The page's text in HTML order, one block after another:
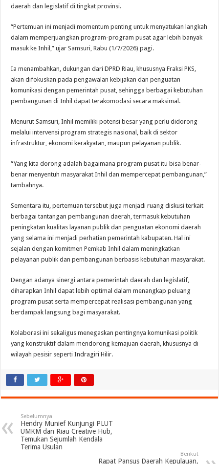
daerah dan legislatif di tingkat provinsi.
“Pertemuan ini menjadi momentum penting untuk menyatukan langkah
dalam memperjuangkan program-program pusat agar lebih banyak
masuk ke Inhil,” ujar Samsuri, Rabu (1/7/2026) pagi.
Ia menambahkan, dukungan dari DPRD Riau, khususnya Fraksi PKS,
akan difokuskan pada pengawalan kebijakan dan penguatan
komunikasi dengan pemerintah pusat, sehingga berbagai kebutuhan
pembangunan di Inhil dapat terakomodasi secara maksimal.
Menurut Samsuri, Inhil memiliki potensi besar yang perlu didorong
melalui intervensi program strategis nasional, baik di sektor
infrastruktur, ekonomi kerakyatan, maupun pelayanan publik.
“Yang kita dorong adalah bagaimana program pusat itu bisa benar-
benar menyentuh masyarakat Inhil dan mempercepat pembangunan,”
tambahnya.
Sementara itu, pertemuan tersebut juga menjadi ruang diskusi terkait
berbagai tantangan pembangunan daerah, termasuk kebutuhan
peningkatan kualitas layanan publik dan penguatan ekonomi daerah
yang selama ini menjadi perhatian pemerintah kabupaten. Hal ini
sejalan dengan komitmen Pemkab Inhil dalam meningkatkan
pelayanan publik dan pembangunan berbasis kebutuhan masyarakat.
Dengan adanya sinergi antara pemerintah daerah dan legislatif,
diharapkan Inhil dapat lebih optimal dalam menangkap peluang
program pusat serta mempercepat realisasi pembangunan yang
berdampak langsung bagi masyarakat.
Kolaborasi ini sekaligus menegaskan pentingnya komunikasi politik
yang konstruktif dalam mendorong kemajuan daerah, khususnya di
wilayah pesisir seperti Indragiri Hilir.
Sebelumnya
Hendry Munief Kunjungi PLUT
UMKM dan Riau Creative Hub,
Temukan Sejumlah Kendala
Terima Usulan
Berikut
Rapat Pansus Daerah Kepulauan,